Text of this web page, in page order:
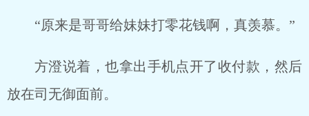
“原来是哥哥给妹妹打零花钱啊，真羡慕。”
方澄说着，也拿出手机点开了收付款，然后
放在司无御面前。